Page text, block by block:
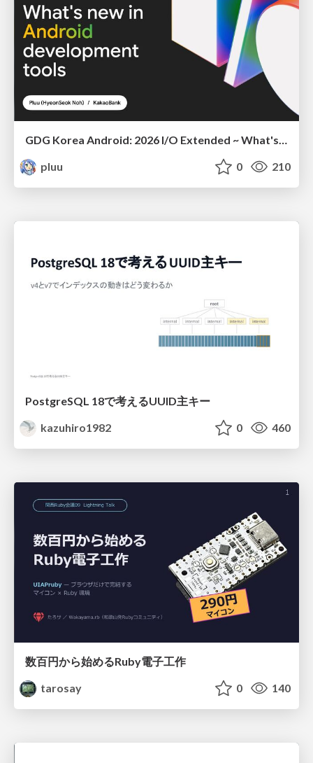
GDG Korea Android: 2026 I/O Extended ~ What's new in Android development tools
pluu
0 210
PostgreSQL 18で考えるUUID主キー
kazuhiro1982
0 460
数百円から始めるRuby電子工作
tarosay
0 140